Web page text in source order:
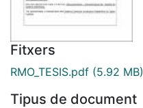
Fitxers
RMO_TESIS.pdf (5.92 MB)
Tipus de document